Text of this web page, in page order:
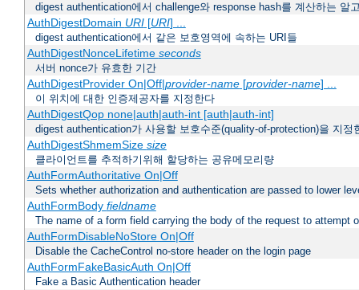
digest authentication에서 challenge와 response hash를 계산하는 알
AuthDigestDomain URI[URI] ...
digest authentication에서 같은 보호영역에 속하는 URI들
AuthDigestNonceLifetime seconds
서버 nonce가 유효한 기간
AuthDigestProvider On|Off|provider-name[provider-name] ...
이 위치에 대한 인증제공자를 지정한다
AuthDigestQop none|auth|auth-int [auth|auth-int]
digest authentication가 사용할 보호수준(quality-of-protection)을 지정
AuthDigestShmemSize size
클라이언트를 추적하기위해 할당하는 공유메모리량
AuthFormAuthoritative On|Off
Sets whether authorization and authentication are passed to lower
AuthFormBody fieldname
The name of a form field carrying the body of the request to attempt
AuthFormDisableNoStore On|Off
Disable the CacheControl no-store header on the login page
AuthFormFakeBasicAuth On|Off
Fake a Basic Authentication header